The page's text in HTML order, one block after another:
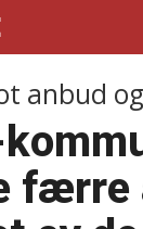
anbud
færre